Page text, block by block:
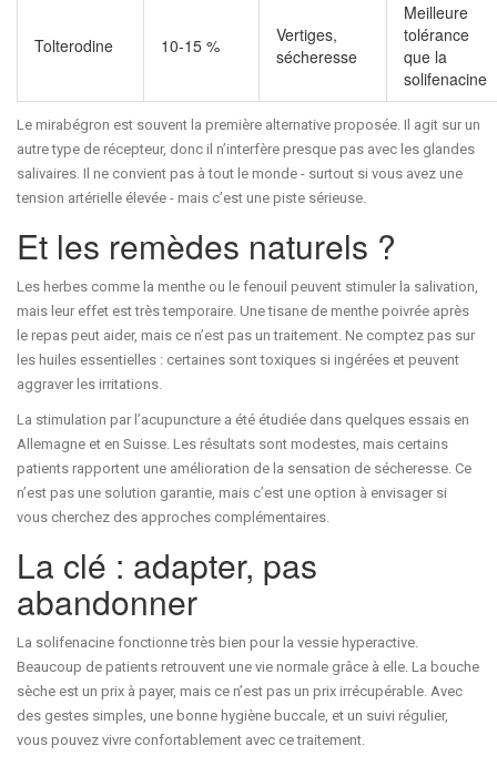
Tolterodine 10-15 %
Vertiges,
sécheresse
Meilleure
tolérance
que la
solifenacine
Le mirabégron est souvent la première alternative proposée. Il agit sur un
autre type de récepteur, donc il n’interfère presque pas avec les glandes
salivaires. Il ne convient pas à tout le monde - surtout si vous avez une
tension artérielle élevée - mais c’est une piste sérieuse.
Et les remèdes naturels ?
Les herbes comme la menthe ou le fenouil peuvent stimuler la salivation,
mais leur effet est très temporaire. Une tisane de menthe poivrée après
le repas peut aider, mais ce n’est pas un traitement. Ne comptez pas sur
les huiles essentielles : certaines sont toxiques si ingérées et peuvent
aggraver les irritations.
La stimulation par l’acupuncture a été étudiée dans quelques essais en
Allemagne et en Suisse. Les résultats sont modestes, mais certains
patients rapportent une amélioration de la sensation de sécheresse. Ce
n’est pas une solution garantie, mais c’est une option à envisager si
vous cherchez des approches complémentaires.
La clé : adapter, pas
abandonner
La solifenacine fonctionne très bien pour la vessie hyperactive.
Beaucoup de patients retrouvent une vie normale grâce à elle. La bouche
sèche est un prix à payer, mais ce n’est pas un prix irrécupérable. Avec
des gestes simples, une bonne hygiène buccale, et un suivi régulier,
vous pouvez vivre confortablement avec ce traitement.